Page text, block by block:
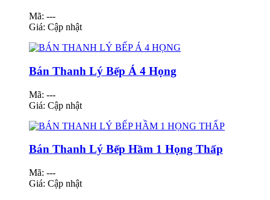
Mã: ---
Giá: Cập nhật
Bán Thanh Lý Bếp Á 4 Họng
Mã: ---
Giá: Cập nhật
Bán Thanh Lý Bếp Hầm 1 Họng Thấp
Mã: ---
Giá: Cập nhật